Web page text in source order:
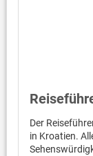
Der
in Kroatien.